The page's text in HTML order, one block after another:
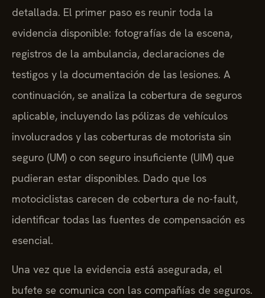
detallada. El primer paso es reunir toda la
evidencia disponible: fotografías de la escena,
registros de la ambulancia, declaraciones de
testigos y la documentación de las lesiones. A
continuación, se analiza la cobertura de seguros
aplicable, incluyendo las pólizas de vehículos
involucrados y las coberturas de motorista sin
seguro (UM) o con seguro insuficiente (UIM) que
pudieran estar disponibles. Dado que los
motociclistas carecen de cobertura de no-fault,
identificar todas las fuentes de compensación es
esencial.
Una vez que la evidencia está asegurada, el
bufete se comunica con las compañías de seguros.